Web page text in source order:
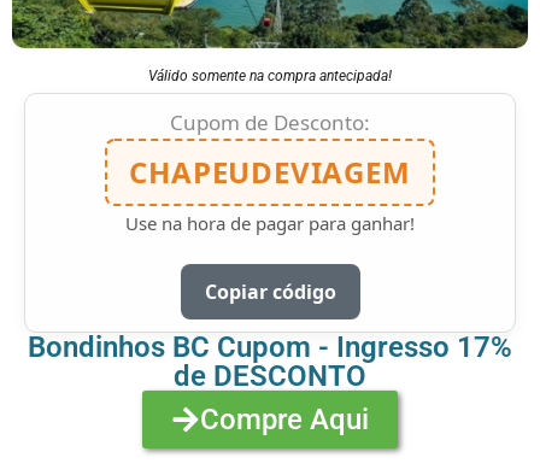
Válido somente na compra antecipada!
Cupom de Desconto:
CHAPEUDEVIAGEM
Use na hora de pagar para ganhar!
Copiar código
Bondinhos BC Cupom - Ingresso 17%
de DESCONTO
Compre Aqui